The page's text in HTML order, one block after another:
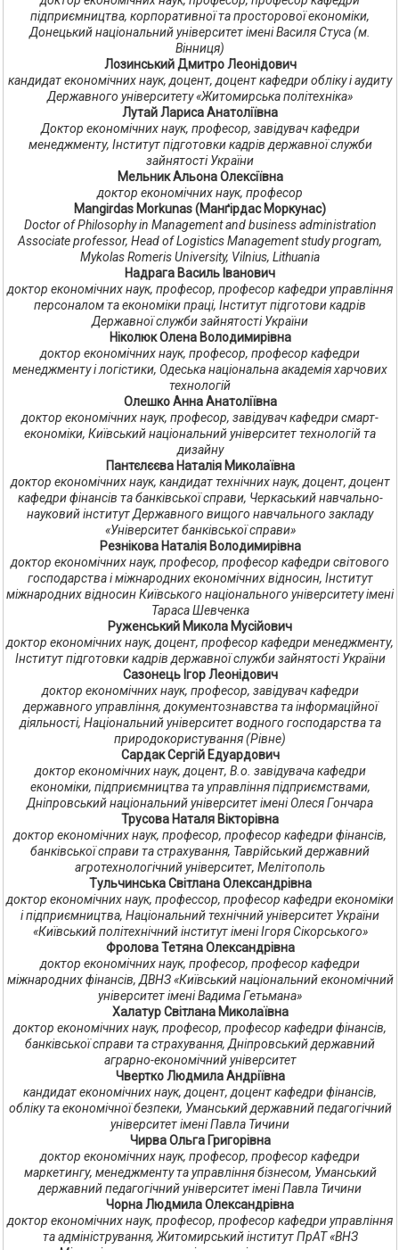
підприємництва, корпоративної та просторової економіки,
Донецький національний університет імені Василя Стуса (м.
Вінниця)
Лозинський Дмитро Леонідович
кандидат економічних наук, доцент, доцент кафедри обліку і аудиту
Державного університету «Житомирська політехніка»
Лутай Лариса Анатоліївна
Доктор економічних наук, професор, завідувач кафедри
менеджменту, Інститут підготовки кадрів державної служби
зайнятості України
Мельник Альона Олексіївна
доктор економічних наук, професор
Mangirdas Morkunas (Манґірдас Моркунас)
Doctor of Philosophy in Management and business administration
Associate professor, Head of Logistics Management study program,
Mykolas Romeris University, Vilnius, Lithuania
Надрага Василь Іванович
доктор економічних наук, професор, професор кафедри управління
персоналом та економіки праці, Інститут підготови кадрів
Державної служби зайнятості України
Ніколюк Олена Володимирівна
доктор економічних наук, професор, професор кафедри
менеджменту і логістики, Одеська національна академія харчових
технологій
Олешко Анна Анатоліївна
доктор економічних наук, професор, завідувач кафедри смарт-
економіки, Київський національний університет технологій та
дизайну
Пантєлєєва Наталія Миколаївна
доктор економічних наук, кандидат технічних наук, доцент, доцент
кафедри фінансів та банківської справи, Черкаський навчально-
науковий інститут Державного вищого навчального закладу
«Університет банківської справи»
Резнікова Наталія Володимирівна
доктор економічних наук, професор, професор кафедри світового
господарства і міжнародних економічних відносин, Інститут
міжнародних відносин Київського національного університету імені
Тараса Шевченка
Руженський Микола Мусійович
доктор економічних наук, доцент, професор кафедри менеджменту,
Інститут підготовки кадрів державної служби зайнятості України
Сазонець Ігор Леонідович
доктор економічних наук, професор, завідувач кафедри
державного управління, документознавства та інформаційної
діяльності, Національний університет водного господарства та
природокористування (Рівне)
Сардак Сергій Едуардович
доктор економічних наук, доцент, В.о. завідувача кафедри
економіки, підприємництва та управління підприємствами,
Дніпровський національний університет імені Олеся Гончара
Трусова Наталя Вікторівна
доктор економічних наук, професор, професор кафедри фінансів,
банківської справи та страхування, Таврійський державний
агротехнологічний університет, Мелітополь
Тульчинська Світлана Олександрівна
доктор економічних наук, профессор, професор кафедри економіки
і підприємництва, Національний технічний університет України
«Київський політехнічний інститут імені Ігоря Сікорського»
Фролова Тетяна Олександрівна
доктор економічних наук, професор, професор кафедри
міжнародних фінансів, ДВНЗ «Київський національний економічний
університет імені Вадима Гетьмана»
Халатур Світлана Миколаївна
доктор економічних наук, професор, професор кафедри фінансів,
банківської справи та страхування, Дніпровський державний
аграрно-економічний університет
Чвертко Людмила Андріївна
кандидат економічних наук, доцент, доцент кафедри фінансів,
обліку та економічної безпеки, Уманський державний педагогічний
університет імені Павла Тичини
Чирва Ольга Григорівна
доктор економічних наук, професор, професор кафедри
маркетингу, менеджменту та управління бізнесом, Уманський
державний педагогічний університет імені Павла Тичини
Чорна Людмила Олександрівна
доктор економічних наук, професор, професор кафедри управління
та адміністрування, Житомирський інститут ПрАТ «ВНЗ